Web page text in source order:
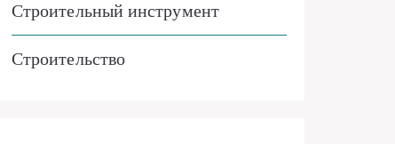
Строительный инструмент
Строительство